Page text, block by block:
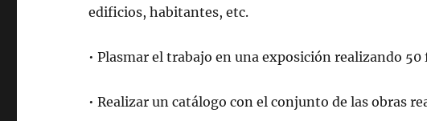
edificios, habitantes, etc.
• Plasmar el trabajo en una exposición realizando
• Realizar un catálogo con el conjunto de las obras